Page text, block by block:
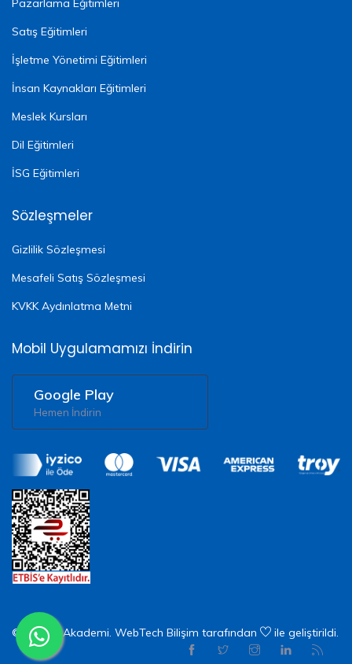
Pazarlama Eğitimleri
Satış Eğitimleri
İşletme Yönetimi Eğitimleri
İnsan Kaynakları Eğitimleri
Meslek Kursları
Dil Eğitimleri
İSG Eğitimleri
Sözleşmeler
Gizlilik Sözleşmesi
Mesafeli Satış Sözleşmesi
KVKK Aydınlatma Metni
Mobil Uygulamamızı İndirin
Google Play
Hemen İndirin
© 2026 X Akademi. WebTech Bilişim tarafından ile geliştirildi.